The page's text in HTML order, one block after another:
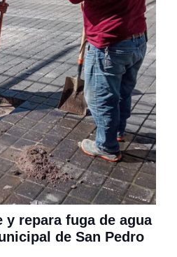
y repara fuga de agua
de San Pedro